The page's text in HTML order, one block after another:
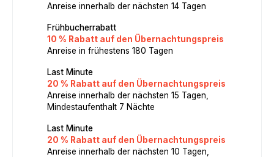
Anreise innerhalb der nächsten 14 Tagen
Frühbucherrabatt
10 % Rabatt auf den Übernachtungspreis
Anreise in frühestens 180 Tagen
Last Minute
20 % Rabatt auf den Übernachtungspreis
Anreise innerhalb der nächsten 15 Tagen,
Mindestaufenthalt 7 Nächte
Last Minute
20 % Rabatt auf den Übernachtungspreis
Anreise innerhalb der nächsten 10 Tagen,